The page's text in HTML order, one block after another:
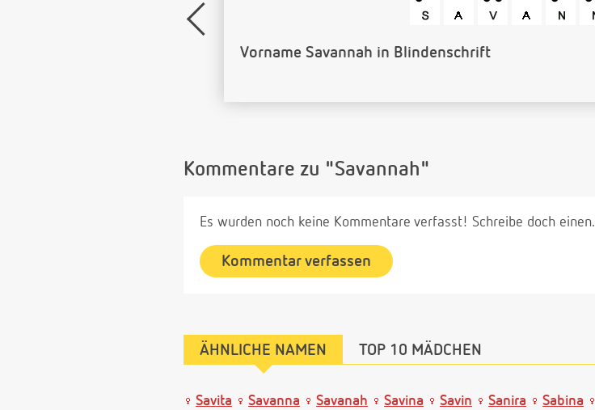
Name Savannah als Barcode
Kommentare zu "Savannah"
Es wurden noch keine Kommentare verfasst! Schreibe doch einen.
Kommentar verfassen
ÄHNLICHE NAMEN TOP 10 MÄDCHEN
Savita Savanna Savanah Savina Savin Sanira Sabina